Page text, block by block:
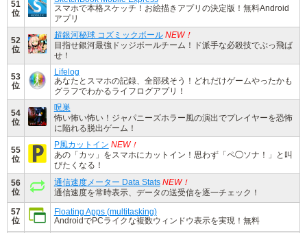
51
位
スマホで本格スケッチ！お絵描きアプリの決定版！無料Android
アプリ
52
位
超銀河秘球 コズミックボール NEW！
目指せ銀河最強ドッジボールチーム！ド派手な必殺技でぶっ飛ば
せ！
53
位
Lifelog
あなたとスマホの記録、全部残そう！どれだけゲームやったかも
グラフでわかるライフログアプリ！
54
位
呪巣
怖い怖い怖い！ジャパニーズホラー風の演出でプレイヤーを恐怖
に陥れる脱出ゲーム！
55
位
P風カットイン NEW！
あの「カッ」をスマホにカットイン！思わず「ペ◯ソナ！」と叫
びたくなる！
56
位
通信速度メーター Data Stats NEW！
通信速度を常時表示、データの送受信を逐一チェック！
57
位
Floating Apps (multitasking)
AndroidでPCライクな複数ウィンドウ表示を実現！無料